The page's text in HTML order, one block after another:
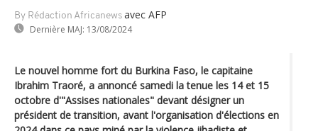
By Rédaction Africanews avec AFP
Dernière MAJ: 13/08/2024
Le nouvel homme fort du Burkina Faso, le capitaine
Ibrahim Traoré, a annoncé samedi la tenue les 14 et 15
octobre d'"Assises nationales" devant désigner un
président de transition, avant l'organisation d'élections en